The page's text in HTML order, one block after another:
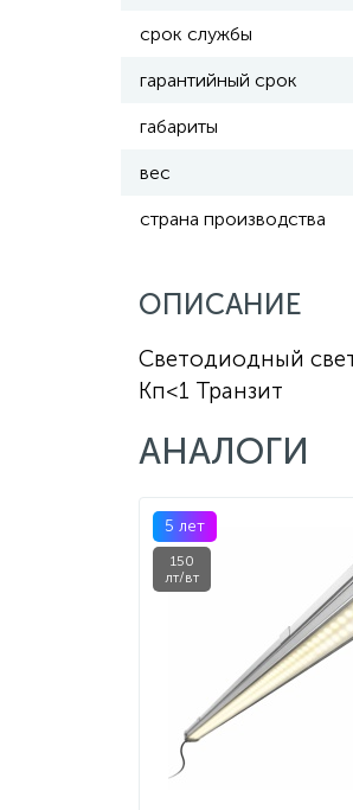
срок службы
гарантийный срок
габариты
вес
страна производства
ОПИСАНИЕ
Светодиодный
Кп<1 Транзит
АНАЛОГИ
5 лет
150
лт/вт